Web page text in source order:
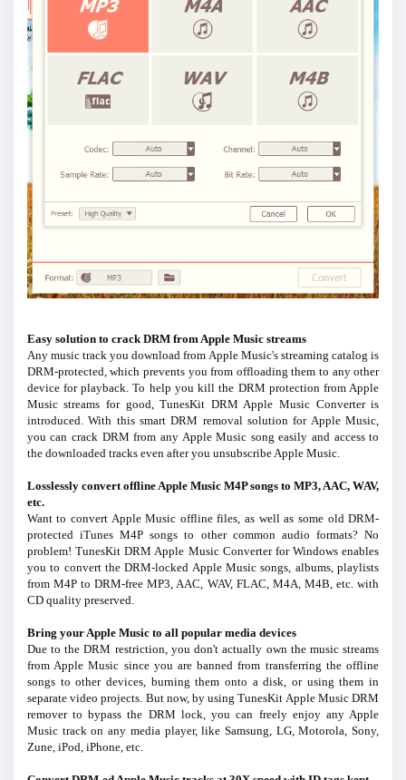
Easy solution to crack DRM from Apple Music streams
Any music track you download from Apple Music's streaming catalog is
DRM-protected, which prevents you from offloading them to any other
device for playback. To help you kill the DRM protection from Apple
Music streams for good, TunesKit DRM Apple Music Converter is
introduced. With this smart DRM removal solution for Apple Music,
you can crack DRM from any Apple Music song easily and access to
the downloaded tracks even after you unsubscribe Apple Music.
Losslessly convert offline Apple Music M4P songs to MP3, AAC, WAV,
etc.
Want to convert Apple Music offline files, as well as some old DRM-
protected iTunes M4P songs to other common audio formats? No
problem! TunesKit DRM Apple Music Converter for Windows enables
you to convert the DRM-locked Apple Music songs, albums, playlists
from M4P to DRM-free MP3, AAC, WAV, FLAC, M4A, M4B, etc. with
CD quality preserved.
Bring your Apple Music to all popular media devices
Due to the DRM restriction, you don't actually own the music streams
from Apple Music since you are banned from transferring the offline
songs to other devices, burning them onto a disk, or using them in
separate video projects. But now, by using TunesKit Apple Music DRM
remover to bypass the DRM lock, you can freely enjoy any Apple
Music track on any media player, like Samsung, LG, Motorola, Sony,
Zune, iPod, iPhone, etc.